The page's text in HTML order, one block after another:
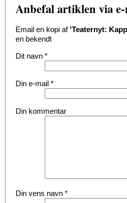
Anbefal artiklen via
Email en kopi af'Teaternyt:
en bekendt
Dit navn *
Din e-mail *
Din kommentar
Din vens navn *